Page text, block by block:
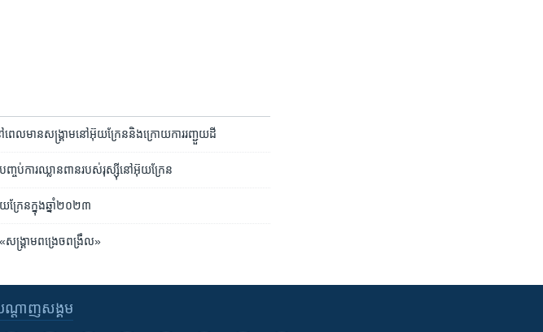
េល​មាន​សង្គ្រាម​នៅ​អ៊ុយក្រែន​និង​ក្រោយ​ការ​រញ្ជួយ​ដី
បញ្ចប់​ការឈ្លានពាន​របស់​រុស្ស៊ី​នៅ​អ៊ុយក្រែន
ក្រែន​ក្នុង​ឆ្នាំ​២០២៣
សង្គ្រាម​ពង្រេចពង្រឹល»
ណ្តាញ​សង្គម